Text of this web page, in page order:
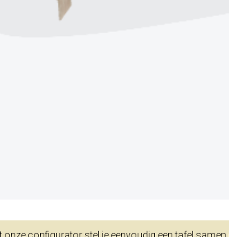
onze configurator stel je eenvoudig een tafel